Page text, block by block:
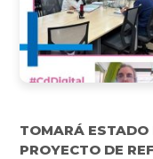
TOMARÁ
PROYECTO DE